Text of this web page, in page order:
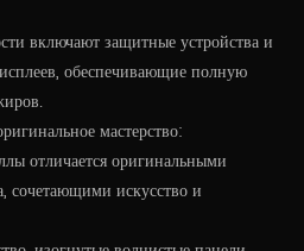
включают защитные устройства и
обеспечивающие полную
мастерство:
отличается оригинальными
сочетающими искусство и